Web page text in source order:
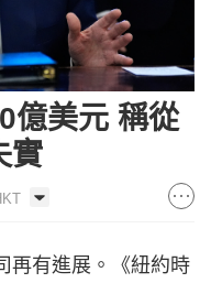
億美元 稱從
實
再有進展。《紐約時